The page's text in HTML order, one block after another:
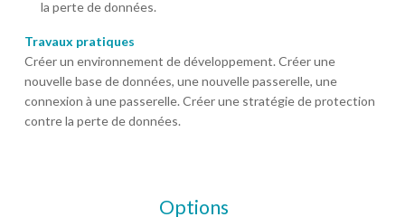
la perte de données.
Travaux pratiques
Créer un environnement de développement. Créer une
nouvelle base de données, une nouvelle passerelle, une
connexion à une passerelle. Créer une stratégie de protection
contre la perte de données.
Options